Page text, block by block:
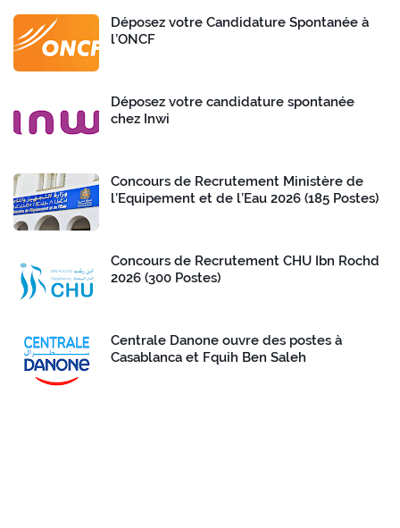
Déposez votre Candidature Spontanée à
l’ONCF
Déposez votre candidature spontanée
chez Inwi
Concours de Recrutement Ministère de
l’Equipement et de l’Eau 2026 (185 Postes)
Concours de Recrutement CHU Ibn Rochd
2026 (300 Postes)
Centrale Danone ouvre des postes à
Casablanca et Fquih Ben Saleh